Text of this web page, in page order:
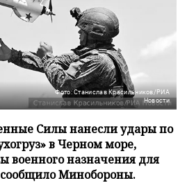
Фото: Станислав Красильников/РИА
Новости
Силы нанесли удары по
в Черном море,
военного назначения для
Минобороны.